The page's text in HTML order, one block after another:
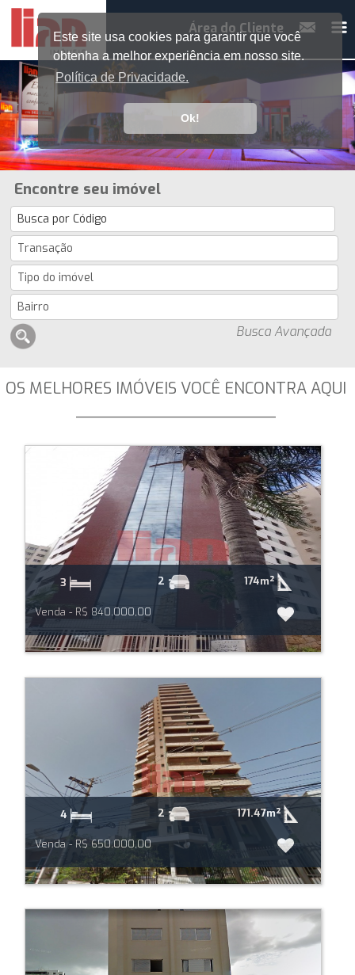
Este site usa cookies para garantir que você
obtenha a melhor experiência em nosso site.
Política de Privacidade.
Ok!
Área do Cliente
Encontre seu imóvel
Busca Avançada
OS MELHORES IMÓVEIS VOCÊ ENCONTRA AQUI
3 2 174m²
Venda - R$ 840.000,00
4 2 171.47m²
Venda - R$ 650.000,00